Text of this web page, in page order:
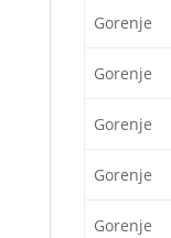
Gorenje
Gorenje
Gorenje
Gorenje
Gorenje